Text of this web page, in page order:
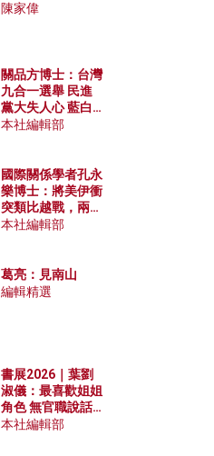
陳家偉
關品方博士：台灣
九合一選舉 民進
黨大失人心 藍白
合作有望拿下七成
本社編輯部
國際關係學者孔永
樂博士：將美伊衝
突類比越戰，兩者
有何異同？中國崛
本社編輯部
葛亮：見南山
編輯精選
書展2026｜葉劉
淑儀：最喜歡姐姐
角色 無官職說話
包袱少
本社編輯部